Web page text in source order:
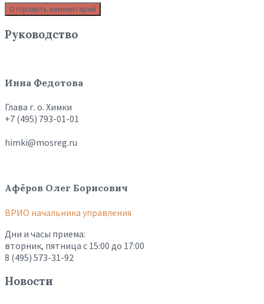
Руководство
Инна Федотова
Глава г. о. Химки
+7 (495) 793-01-01
himki@mosreg.ru
Афёров Олег Борисович
ВРИО начальника управления
Дни и часы приема:
вторник, пятница с 15:00 до 17:00
8 (495) 573-31-92
Новости